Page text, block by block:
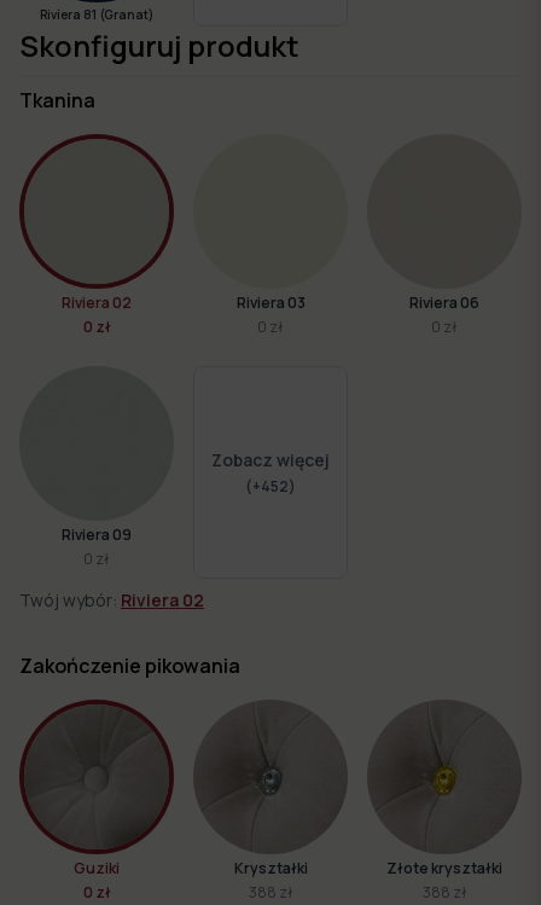
Riviera 81 (Granat)
Skonfiguruj produkt
Tkanina
Riviera 02
0 zł
Riviera 03
0 zł
Riviera 06
0 zł
Riviera 09
0 zł
Zobacz więcej
(+452)
Twój wybór: Riviera 02
Zakończenie pikowania
Guziki
0 zł
Kryształki
388 zł
Złote kryształki
388 zł